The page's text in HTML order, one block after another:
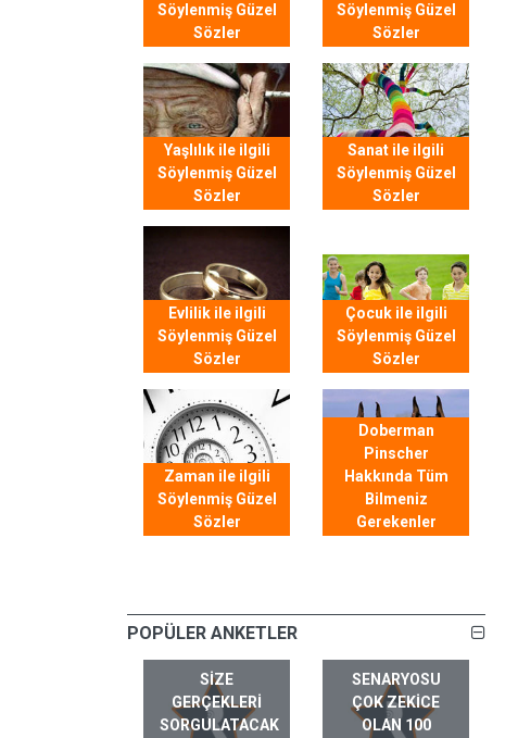
Söylenmiş Güzel
Sözler
Söylenmiş Güzel
Sözler
Yaşlılık ile ilgili
Söylenmiş Güzel
Sözler
Sanat ile ilgili
Söylenmiş Güzel
Sözler
Evlilik ile ilgili
Söylenmiş Güzel
Sözler
Çocuk ile ilgili
Söylenmiş Güzel
Sözler
Zaman ile ilgili
Söylenmiş Güzel
Sözler
Doberman
Pinscher
Hakkında Tüm
Bilmeniz
Gerekenler
POPÜLER ANKETLER
SIZE
GERÇEKLERI
SORGULATACAK
SENARYOSU
ÇOK ZEKICE
OLAN 100